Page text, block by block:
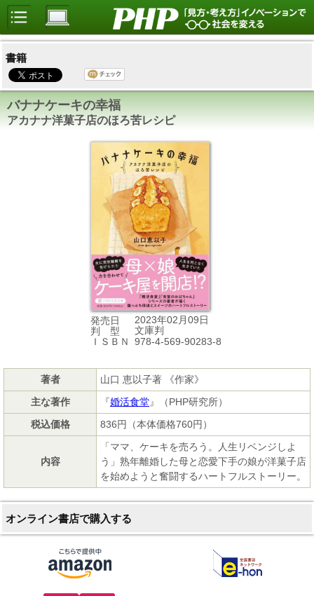
書籍
バナナケーキの幸福
アカナナ洋菓子店のほろ苦レシピ
発売日
2023年02月09日
判 型
文庫判
ＩＳＢＮ
978-4-569-90283-8
著者
山口 恵以子著 《作家》
主な著作
『婚活食堂』（PHP研究所）
税込価格
836円（本体価格760円）
内容
「ママ、ケーキを売ろう。人生リベンジしよ
う」熟年離婚した母と恋愛下手の娘が洋菓子店
を始めようと奮闘するハートフルストーリー。
オンライン書店で購入する